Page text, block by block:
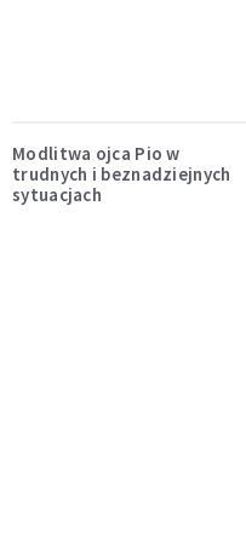
Modlitwa ojca Pio w
trudnych i beznadziejnych
sytuacjach